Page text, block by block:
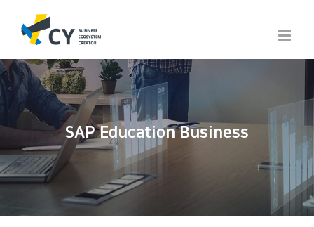
SAP Education Business